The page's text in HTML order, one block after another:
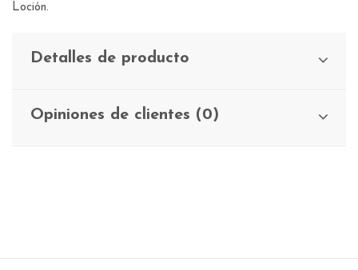
Loción.
Detalles de producto
Opiniones de clientes (0)